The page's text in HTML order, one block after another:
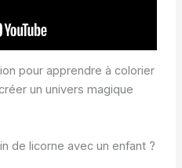
pour apprendre à colorier
un univers magique
de licorne avec un enfant ?